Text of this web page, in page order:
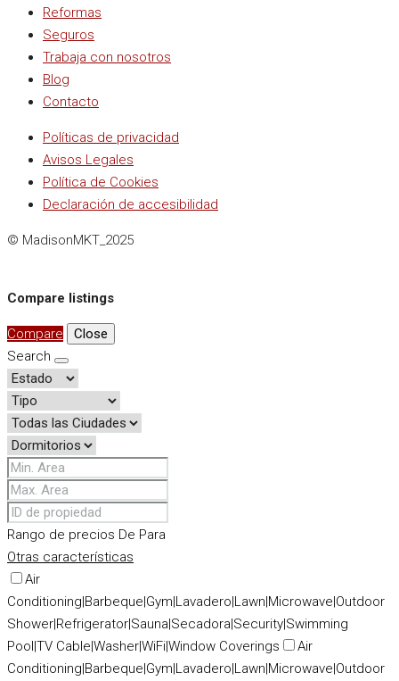
Reformas
Seguros
Trabaja con nosotros
Blog
Contacto
Políticas de privacidad
Avisos Legales
Política de Cookies
Declaración de accesibilidad
© MadisonMKT_2025
Compare listings
Compare
Close
Search
Rango de precios De Para
Otras características
Air
Conditioning|Barbeque|Gym|Lavadero|Lawn|Microwave|Outdoor
Shower|Refrigerator|Sauna|Secadora|Security|Swimming
Pool|TV Cable|Washer|WiFi|Window Coverings
Air
Conditioning|Barbeque|Gym|Lavadero|Lawn|Microwave|Outdoor